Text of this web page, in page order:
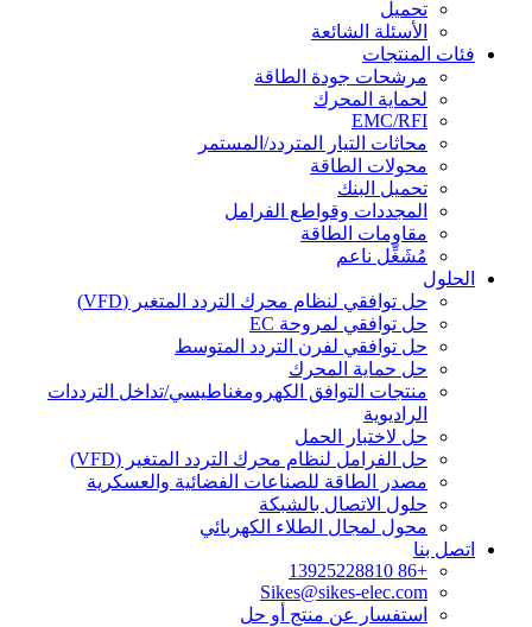
تحميل
الأسئلة الشائعة
فئات المنتجات
مرشحات جودة الطاقة
لحماية المحرك
EMC/RFI
محاثات التيار المتردد/المستمر
محولات الطاقة
تحميل البنك
المجددات وقواطع الفرامل
مقاومات الطاقة
مُشَغِّل ناعم
الحلول
حل توافقي لنظام محرك التردد المتغير (VFD)
حل توافقي لمروحة EC
حل توافقي لفرن التردد المتوسط
حل حماية المحرك
منتجات التوافق الكهرومغناطيسي/تداخل الترددات
الراديوية
حل لاختبار الحمل
حل الفرامل لنظام محرك التردد المتغير (VFD)
مصدر الطاقة للصناعات الفضائية والعسكرية
حلول الاتصال بالشبكة
محول لمجال الطلاء الكهربائي
اتصل بنا
+86 13925228810
Sikes@sikes-elec.com
استفسار عن منتج أو حل